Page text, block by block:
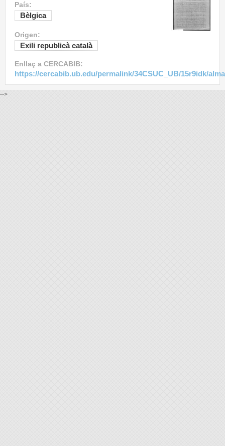
País:
Bèlgica
Origen:
Exili republicà català
Enllaç a CERCABIB:
https://cercabib.ub.edu/permalink/34CSUC_UB/15r9idk/
-->